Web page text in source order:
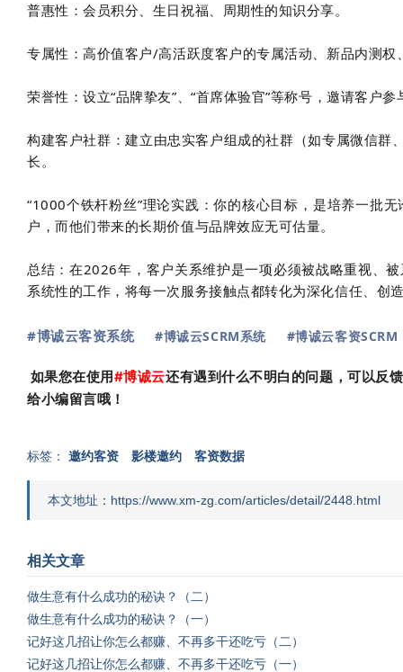
普惠性：会员积分、生日祝福、周期性的知识分享。
专属性：高价值客户/高活跃度客户的专属活动、新品内测权
荣誉性：设立“品牌挚友”、“首席体验官”等称号，邀请客户
构建客户社群：建立由忠实客户组成的社群（如专属微信
长。
“1000个铁杆粉丝”理论实践：你的核心目标，是培养一批
户，而他们带来的长期价值与品牌效应无可估量。
总结：在2026年，客户关系维护是一项必须被战略重视、
系统性的工作，将每一次服务接触点都转化为深化信任、创
#博诚云客资系统 #博诚云SCRM系统 #博诚云客资SCRM
如果您在使用#博诚云还有遇到什么不明白的问题，可以反
给小编留言哦！
标签： 邀约客资 影楼邀约 客资数据
本文地址：https://www.xm-zg.com/articles/detail/2448.html
相关文章
做生意有什么成功的秘诀？（二）
做生意有什么成功的秘诀？（一）
记好这几招让你怎么都赚、不再多干还吃亏（二）
记好这几招让你怎么都赚、不再多干还吃亏（一）